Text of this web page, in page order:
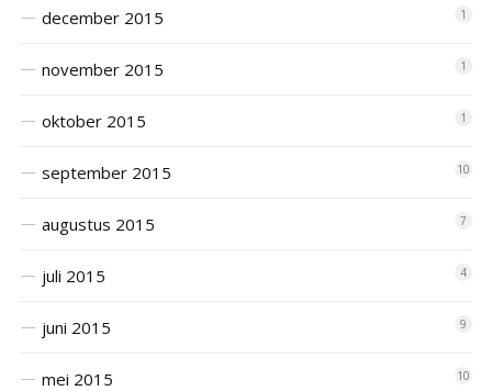
december 2015 1
november 2015 1
oktober 2015 1
september 2015 10
augustus 2015 7
juli 2015 4
juni 2015 9
mei 2015 10